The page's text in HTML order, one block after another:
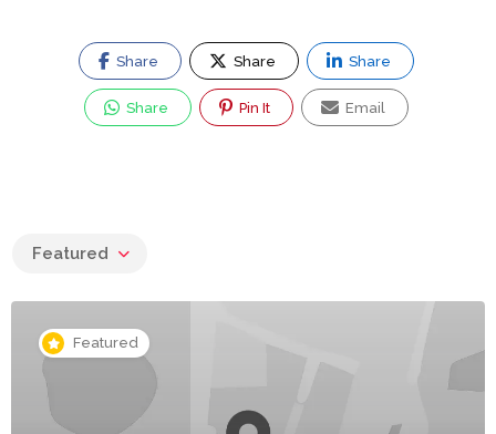
Share Share Share
Share Pin It Email
Featured
Featured